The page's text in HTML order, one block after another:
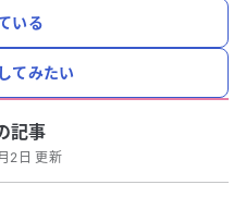
いる
てみたい
記事
2日 更新